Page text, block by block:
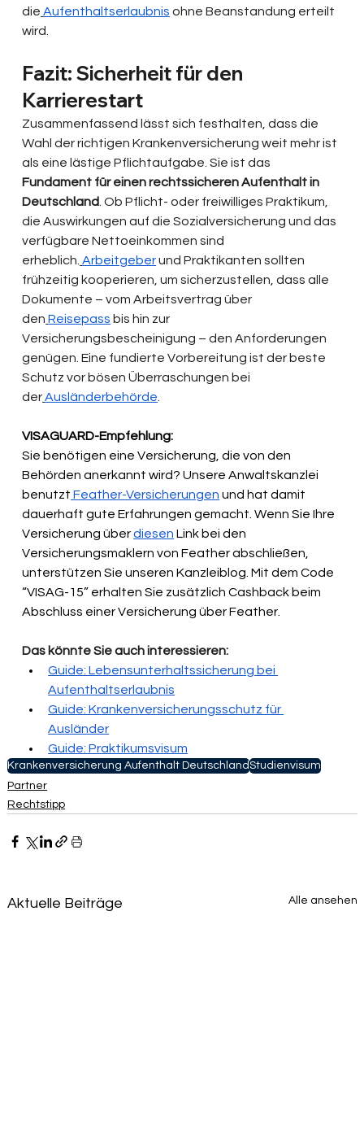
die Aufenthaltserlaubnis ohne Beanstandung erteilt
wird.
Fazit: Sicherheit für den
Karrierestart
Zusammenfassend lässt sich festhalten, dass die
Wahl der richtigen Krankenversicherung weit mehr ist
als eine lästige Pflichtaufgabe. Sie ist das
Fundament für einen rechtssicheren Aufenthalt in
Deutschland . Ob Pflicht- oder freiwilliges Praktikum,
die Auswirkungen auf die Sozialversicherung und das
verfügbare Nettoeinkommen sind
erheblich. Arbeitgeber und Praktikanten sollten
frühzeitig kooperieren, um sicherzustellen, dass alle
Dokumente – vom Arbeitsvertrag über
den Reisepass bis hin zur
Versicherungsbescheinigung – den Anforderungen
genügen. Eine fundierte Vorbereitung ist der beste
Schutz vor bösen Überraschungen bei
derAusländerbehörde
VISAGUARD-Empfehlung:
Sie benötigen eine Versicherung, die von den
Behörden anerkannt wird? Unsere Anwaltskanzlei
benutzt Feather-Versicherungen und hat damit
dauerhaft gute Erfahrungen gemacht. Wenn Sie Ihre
Versicherung über diesen Link bei den
Versicherungsmaklern von Feather abschließen,
unterstützen Sie unseren Kanzleiblog. Mit dem Code
“VISAG-15” erhalten Sie zusätzlich Cashback beim
Abschluss einer Versicherung über Feather.
Das könnte Sie auch interessieren:
Guide: Lebensunterhaltssicherung bei
Aufenthaltserlaubnis
Guide: Krankenversicherungsschutz für
Ausländer
Guide: Praktikumsvisum
Krankenversicherung Aufenthalt DeutschlandStudienvisum
Partner
Rechtstipp
Aktuelle Beiträge Alle ansehen